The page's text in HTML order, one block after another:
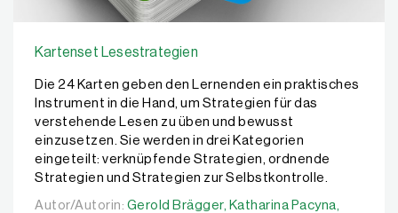
Kartenset Lesestrategien
Die 24 Karten geben den Lernenden ein praktisches
Instrument in die Hand, um Strategien für das
verstehende Lesen zu üben und bewusst
einzusetzen. Sie werden in drei Kategorien
eingeteilt: verknüpfende Strategien, ordnende
Strategien und Strategien zur Selbstkontrolle.
Autor/Autorin: Gerold Brägger, Katharina Pacyna,
Autor/Autorin: Gerold Brägger, Katharina Pacyna,